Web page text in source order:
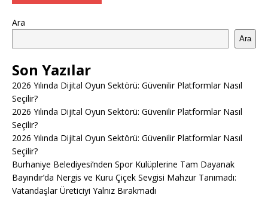
Ara
Ara
Son Yazılar
2026 Yılında Dijital Oyun Sektörü: Güvenilir Platformlar Nasıl
Seçilir?
2026 Yılında Dijital Oyun Sektörü: Güvenilir Platformlar Nasıl
Seçilir?
2026 Yılında Dijital Oyun Sektörü: Güvenilir Platformlar Nasıl
Seçilir?
Burhaniye Belediyesi’nden Spor Kulüplerine Tam Dayanak
Bayındır’da Nergis ve Kuru Çiçek Sevgisi Mahzur Tanımadı:
Vatandaşlar Üreticiyi Yalnız Bırakmadı